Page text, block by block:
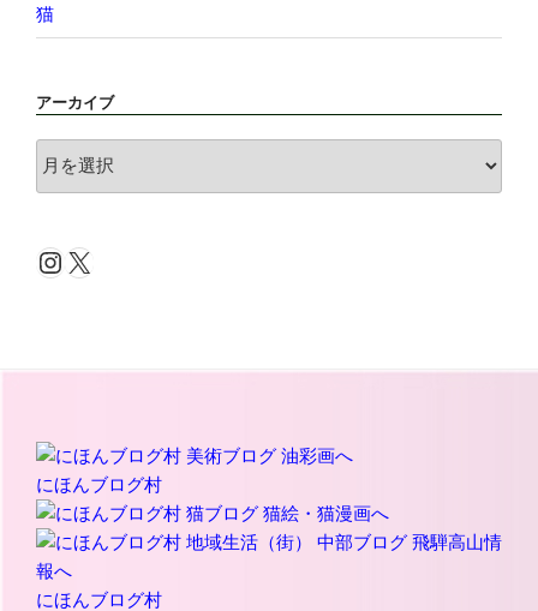
猫
アーカイブ
ー
ブ
Instagram
X
にほんブログ村
にほんブログ村